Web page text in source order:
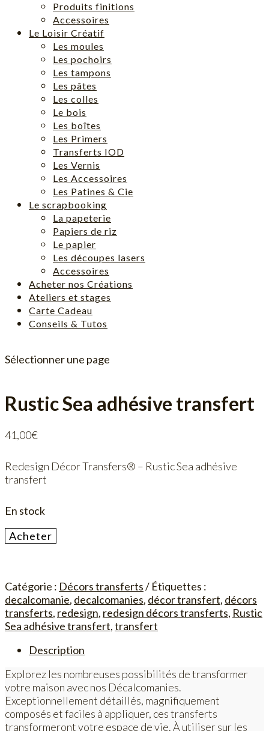
Produits finitions
Accessoires
Le Loisir Créatif
Les moules
Les pochoirs
Les tampons
Les pâtes
Les colles
Le bois
Les boîtes
Les Primers
Transferts IOD
Les Vernis
Les Accessoires
Les Patines & Cie
Le scrapbooking
La papeterie
Papiers de riz
Le papier
Les découpes lasers
Accessoires
Acheter nos Créations
Ateliers et stages
Carte Cadeau
Conseils & Tutos
Sélectionner une page
Rustic Sea adhésive transfert
41,00€
Redesign Décor Transfers® – Rustic Sea adhésive
transfert
En stock
quantité
de
adhésive
transfert
Acheter
Catégorie : Décors transferts
Étiquettes :
decalcomanie, decalcomanies, décor transfert, décors
transferts, redesign, redesign décors transferts, Rustic
Sea adhésive transfert,transfert
Description
Explorez les nombreuses possibilités de transformer
votre maison avec nos Décalcomanies.
Exceptionnellement détaillés, magnifiquement
composés et faciles à appliquer, ces transferts
transformeront votre espace de vie. À utiliser sur les